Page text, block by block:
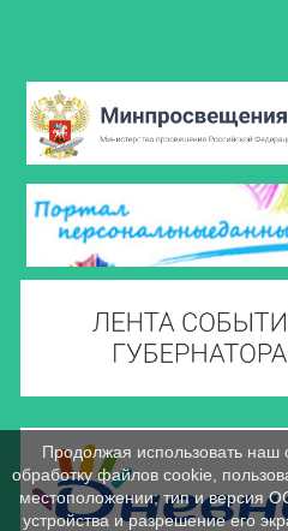
Продолжая использовать наш
обработку файлов cookie,
местоположении; тип и версия
устройства и разрешение его